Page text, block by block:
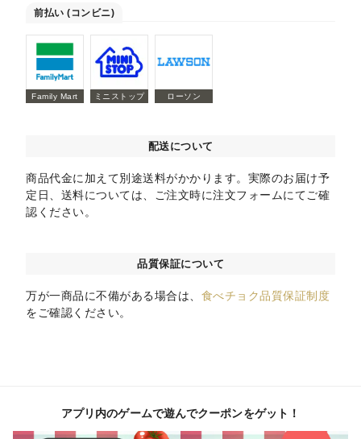
前払い (コンビニ)
Family Mart ミニストップ ローソン
配送について
商品代金に加えて別途送料がかかります。実際のお届け予
定日、送料については、ご注文時に注文フォームにてご確
認ください。
品質保証について
万が一商品に不備がある場合は、 食べチョク品質保証制度
をご確認ください。
アプリ内のゲームで遊んでクーポンをゲット！